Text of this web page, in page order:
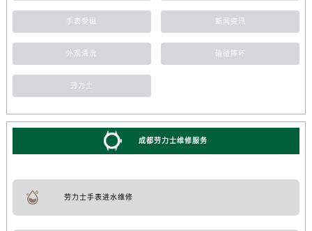
手表受磁 新闻资讯
外观清洗 磕碰摔坏
劳力士
成都劳力士维修服务
劳力士手表进水维修